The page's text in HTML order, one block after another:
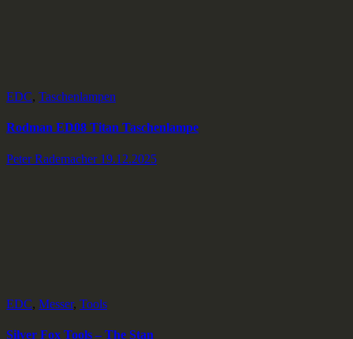
EDC, Taschenlampen
Rodman ED08 Titan Taschenlampe
Peter Rademacher 19.12.2025
EDC, Messer, Tools
Silver Fox Tools – The Stan